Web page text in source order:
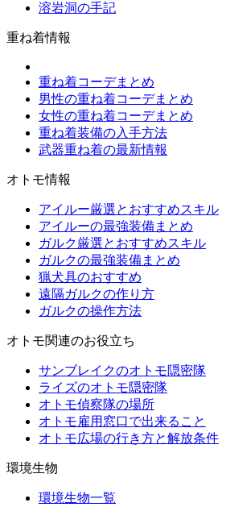
溶岩洞の手記
重ね着情報
重ね着コーデまとめ
男性の重ね着コーデまとめ
女性の重ね着コーデまとめ
重ね着装備の入手方法
武器重ね着の最新情報
オトモ情報
アイルー厳選とおすすめスキル
アイルーの最強装備まとめ
ガルク厳選とおすすめスキル
ガルクの最強装備まとめ
猟犬具のおすすめ
遠隔ガルクの作り方
ガルクの操作方法
オトモ関連のお役立ち
サンブレイクのオトモ隠密隊
ライズのオトモ隠密隊
オトモ偵察隊の場所
オトモ雇用窓口で出来ること
オトモ広場の行き方と解放条件
環境生物
環境生物一覧